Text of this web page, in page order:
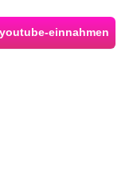
einnahmen